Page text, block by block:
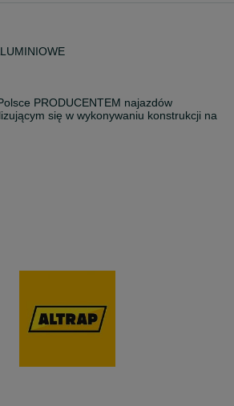
PRODUCENTEM najazdów
się w wykonywaniu konstrukcji na
dostosować długość i szerokość
jesteśmy w stanie zainstalować dowolne
kilka minut jest w stanie dobrać idealny
są producenci przyczep i zabudów w